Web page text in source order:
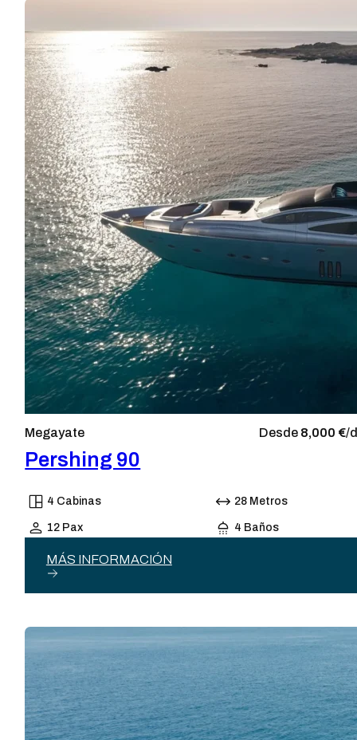
Megayate Desde 8,000 €/
Pershing 90
4 Cabinas 28 Metros
12 Pax 4 Baños
MÁS INFORMACIÓN